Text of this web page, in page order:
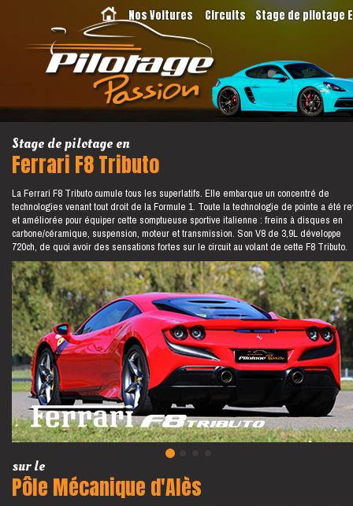
Nos Voitures Circuits Stage de pilotage
Stage de pilotage en
Ferrari F8 Tributo
La Ferrari F8 Tributo cumule tous les superlatifs. Elle embarque un concentré de
technologies venant tout droit de la Formule 1. Toute la technologie de pointe a été
et améliorée pour équiper cette somptueuse sportive italienne : freins à disques en
carbone/céramique, suspension, moteur et transmission. Son V8 de 3,9L développe
720ch, de quoi avoir des sensations fortes sur le circuit au volant de cette F8 Tributo.
sur le
Pôle Mécanique d'Alès